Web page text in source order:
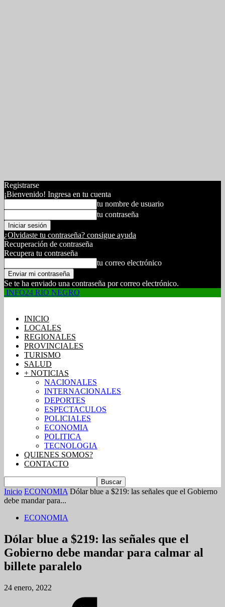
Registrarse
¡Bienvenido! Ingresa en tu cuenta
tu nombre de usuario
tu contraseña
¿Olvidaste tu contraseña? consigue ayuda
Recuperación de contraseña
Recupera tu contraseña
tu correo electrónico
Se te ha enviado una contraseña por correo electrónico.
INFO24 RIO NEGRO
INICIO
LOCALES
REGIONALES
PROVINCIALES
TURISMO
SALUD
+ NOTICIAS
NACIONALES
INTERNACIONALES
DEPORTES
ESPECTACULOS
POLICIALES
ECONOMIA
POLITICA
TECNOLOGIA
QUIENES SOMOS?
CONTACTO
Inicio ECONOMIA Dólar blue a $219: las señales que el Gobierno
debe mandar para...
ECONOMIA
Dólar blue a $219: las señales que el
Gobierno debe mandar para calmar al
billete paralelo
24 enero, 2022